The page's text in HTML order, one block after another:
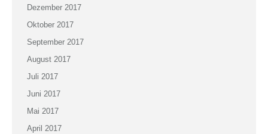
Dezember 2017
Oktober 2017
September 2017
August 2017
Juli 2017
Juni 2017
Mai 2017
April 2017